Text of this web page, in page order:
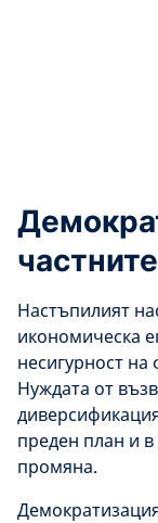
Настъпилият
икономическа
несигурност
Нуждата от
преден план и
промяна.